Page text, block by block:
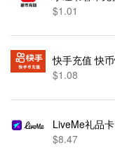
$1.01
$1.08
LiveMe礼品
$8.47